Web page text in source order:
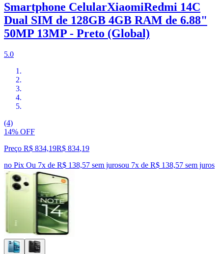
Smartphone CelularXiaomiRedmi 14C
Dual SIM de 128GB 4GB RAM de 6.88"
50MP 13MP - Preto (Global)
5.0
(4)
14% OFF
Preço R$ 834,19R$ 834,19
no Pix Ou 7x de R$ 138,57 sem jurosou 7x de R$ 138,57 sem juros